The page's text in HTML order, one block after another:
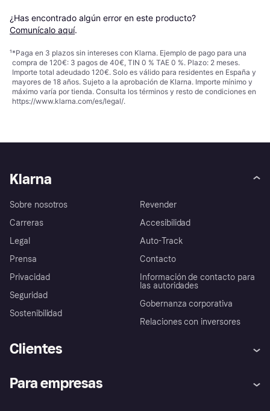
¿Has encontrado algún error en este producto?
Comunícalo aquí.
¹*Paga en 3 plazos sin intereses con Klarna. Ejemplo de pago para una
compra de 120€: 3 pagos de 40€, TIN 0 % TAE 0 %. Plazo: 2 meses.
Importe total adeudado 120€. Solo es válido para residentes en España y
mayores de 18 años. Sujeto a la aprobación de Klarna. Importe mínimo y
máximo varía por tienda. Consulta los términos y resto de condiciones en
https://www.klarna.com/es/legal/.
Klarna
Sobre nosotros
Carreras
Legal
Prensa
Privacidad
Seguridad
Sostenibilidad
Revender
Accesibilidad
Auto-Track
Contacto
Información de contacto para
las autoridades
Gobernanza corporativa
Relaciones con inversores
Clientes
Inicio de sesión
Para empresas